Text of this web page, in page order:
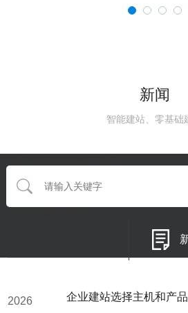
新闻
智能建站、零基础
2026 企业建站选择主机和产